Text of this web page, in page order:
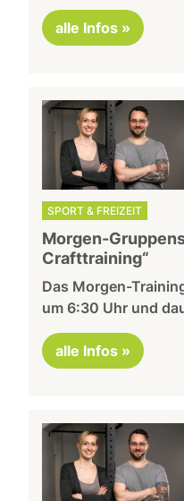
alle Infos »
SPORT & FREIZEIT
Morgen-
Crafttraining“
Das Morgen-
um 6:30 Uhr und
alle Infos »